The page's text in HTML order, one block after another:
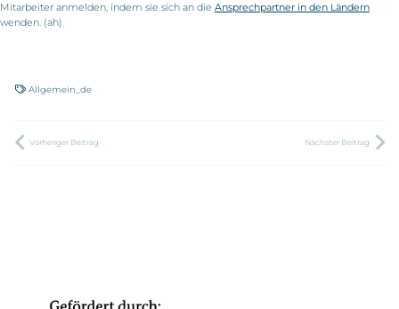
Mitarbeiter anmelden, indem sie sich an die Ansprechpartner in den Ländern
wenden. (ah)
Allgemein_de
Vorheriger Beitrag Nächster Beitrag